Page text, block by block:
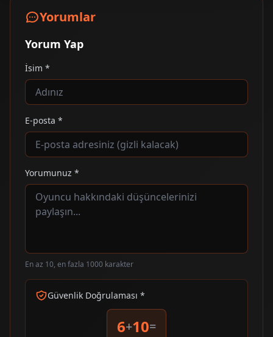
Yorumlar
Yorum Yap
İsim *
E-posta *
Yorumunuz *
En az 10, en fazla 1000 karakter
Güvenlik Doğrulaması *
6+10=